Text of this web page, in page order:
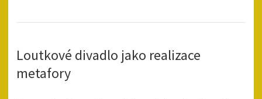
Loutkové divadlo jako realizace
metafory